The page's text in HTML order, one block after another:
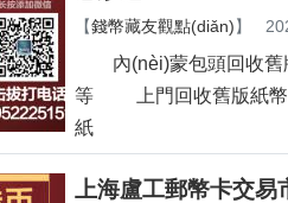
【錢幣藏友觀點(diǎn)】
內(nèi)蒙包頭回收舊
等 上門回收舊版紙幣等
紙
上海盧工郵幣卡交